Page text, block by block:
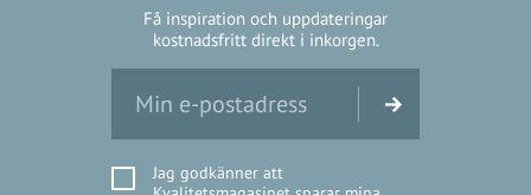
Få inspiration och uppdateringar
kostnadsfritt direkt i inkorgen.
Jag godkänner att